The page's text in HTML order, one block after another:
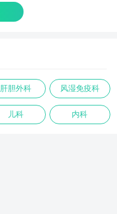
肝胆外科 风湿免疫科
儿科 内科